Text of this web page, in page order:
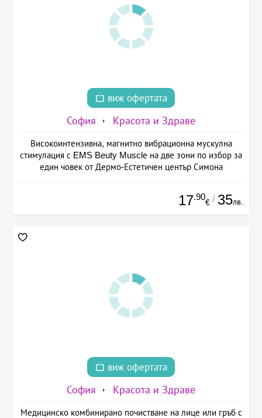
виж офертата
София Красота и Здраве
Високоинтензивна, магнитно вибрационна мускулна
стимулация с EMS Beuty Musclе на две зони по избор за
един човек от Дермо-Естетичен център Симона
17.90
€ / 35лв.
виж офертата
София Красота и Здраве
Медицинско комбинирано почистване на лице или гръб с